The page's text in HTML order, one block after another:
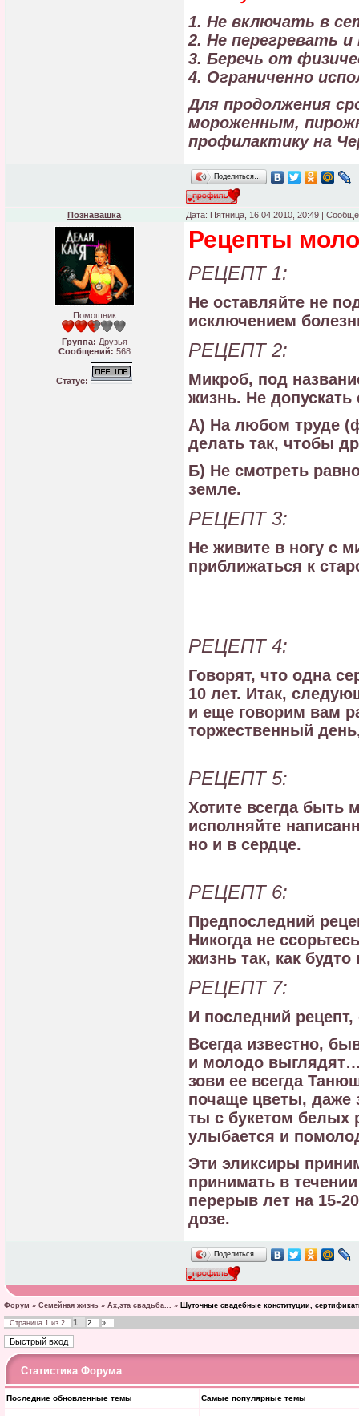
1. Не включать в
2. Не перегревать
3. Беречь от
4. Ограниченно
Для продолжения
мороженным,
профилактику на
Поделиться…
Познавашка Дата: Пятница, 16.04.2010, 20:49 |
Помошник
Группа: Друзья
Сообщений: 568
Статус:
Рецепты
РЕЦЕПТ 1:
Не оставляйте не
исключением
РЕЦЕПТ 2:
Микроб, под
жизнь. Не
А) На любом труде
делать так, чтобы
Б) Не смотреть
земле.
РЕЦЕПТ 3:
Не живите в ногу с
приближаться к
РЕЦЕПТ 4:
Говорят, что одна
10 лет. Итак,
и еще говорим вам
торжественный
РЕЦЕПТ 5:
Хотите всегда
исполняйте
но и в сердце.
РЕЦЕПТ 6:
Предпоследний
Никогда не
жизнь так, как
РЕЦЕПТ 7:
И последний
Всегда известно,
и молодо
зови ее всегда
почаще цветы, даже
ты с букетом белых
улыбается и
Эти эликсиры
принимать в
перерыв лет на 15-
дозе.
Поделиться…
Форум » Семейная жизнь » Ах,эта свадьба... » Шуточные свадебные конституции,
Страница 1из 2 1 2 »
Статистика Форума
Последние обновленные темы Самые популярные темы